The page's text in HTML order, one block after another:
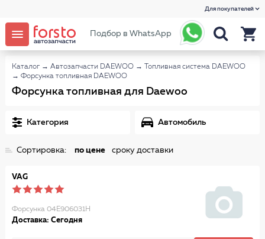
Для покупателей
Подбор в WhatsApp
Каталог → Автозапчасти DAEWOO →
Топливная система DAEWOO
→ Форсунка топливная DAEWOO
Форсунка топливная для Daewoo
Категория Автомобиль
Сортировка: по цене сроку доставки
VAG
Форсунка 04E906031H
Доставка: Сегодня